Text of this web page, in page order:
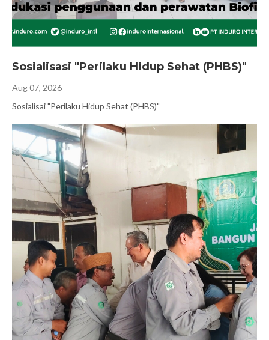
Sosialisasi "Perilaku Hidup Sehat (PHBS)"
Aug 07, 2026
Sosialisai "Perilaku Hidup Sehat (PHBS)"